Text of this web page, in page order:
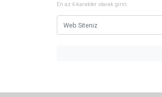
En az 6 karakter olarak girin.